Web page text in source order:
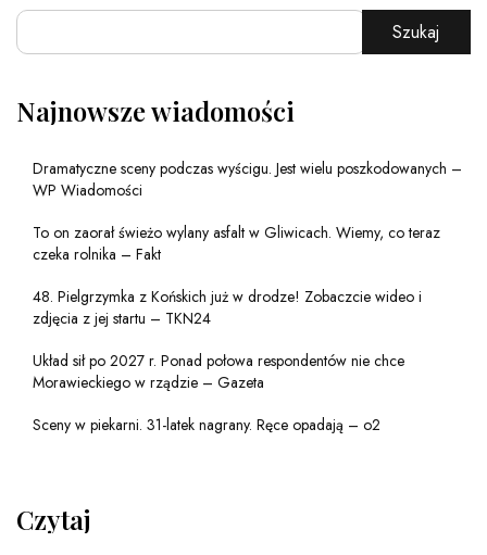
Szukaj
Najnowsze wiadomości
Dramatyczne sceny podczas wyścigu. Jest wielu poszkodowanych –
WP Wiadomości
To on zaorał świeżo wylany asfalt w Gliwicach. Wiemy, co teraz
czeka rolnika – Fakt
48. Pielgrzymka z Końskich już w drodze! Zobaczcie wideo i
zdjęcia z jej startu – TKN24
Układ sił po 2027 r. Ponad połowa respondentów nie chce
Morawieckiego w rządzie – Gazeta
Sceny w piekarni. 31-latek nagrany. Ręce opadają – o2
Czytaj